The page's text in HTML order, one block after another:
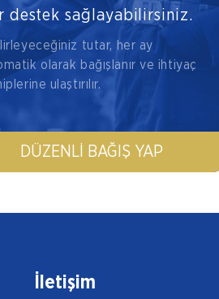
destek sağlayabilirsiniz.
tutar, her ay
olarak bağışlanır ve ihtiyaç
ulaştırılır.
DÜZENLI BAĞIŞ YAP
İletişim